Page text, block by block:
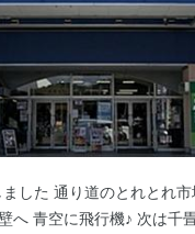
した 通り道のとれとれ
へ 青空に飛行機♪ 次は千